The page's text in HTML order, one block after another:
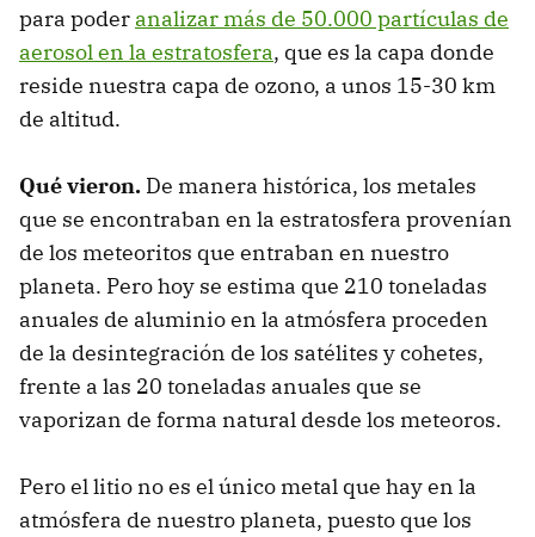
para poder analizar más de 50.000 partículas de
aerosol en la estratosfera, que es la capa donde
reside nuestra capa de ozono, a unos 15-30 km
de altitud.
Qué vieron. De manera histórica, los metales
que se encontraban en la estratosfera provenían
de los meteoritos que entraban en nuestro
planeta. Pero hoy se estima que 210 toneladas
anuales de aluminio en la atmósfera proceden
de la desintegración de los satélites y cohetes,
frente a las 20 toneladas anuales que se
vaporizan de forma natural desde los meteoros.
Pero el litio no es el único metal que hay en la
atmósfera de nuestro planeta, puesto que los